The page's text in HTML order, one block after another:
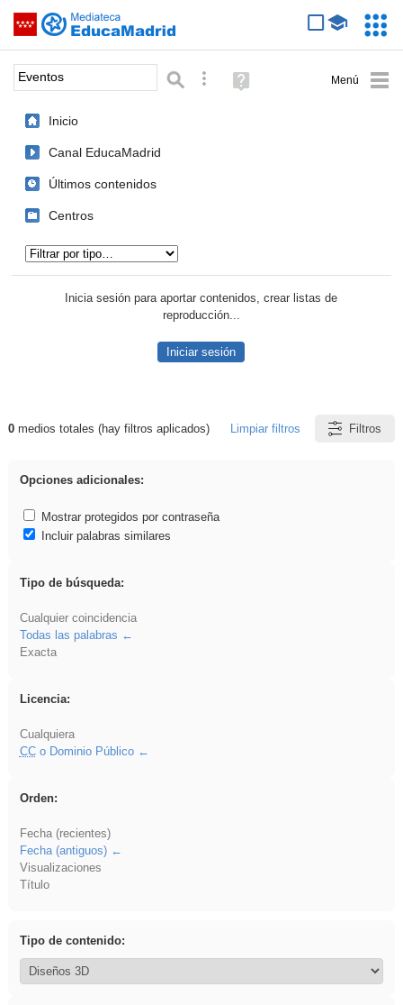
Saltar navegación
Palabra o frase: Búsqueda avanzada
Ayuda
(en
Inicio
Canal EducaMadrid
Últimos contenidos
Centros
Inicia sesión para aportar contenidos, crear listas de
reproducción...
Iniciar sesión
Resultados de: Eventos
0medios totales (hay filtros aplicados) Limpiar filtros Filtros
Opciones adicionales:
Mostrar protegidos por contraseña
Incluir palabras similares
Tipo de búsqueda:
Cualquier coincidencia
Todas las palabras
Exacta
Licencia:
Cualquiera
CCo Dominio Público
Orden:
Fecha (recientes)
Fecha (antiguos)
Visualizaciones
Título
Tipo de contenido: